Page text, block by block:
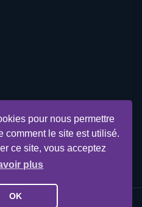
pour nous permettre
comment le site est utilisé.
ce site, vous acceptez
plus
OK